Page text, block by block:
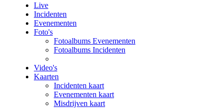
Live
Incidenten
Evenementen
Foto's
Fotoalbums Evenementen
Fotoalbums Incidenten
Video's
Kaarten
Incidenten kaart
Evenementen kaart
Misdrijven kaart